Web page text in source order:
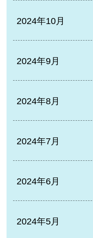
2024年10月
2024年9月
2024年8月
2024年7月
2024年6月
2024年5月